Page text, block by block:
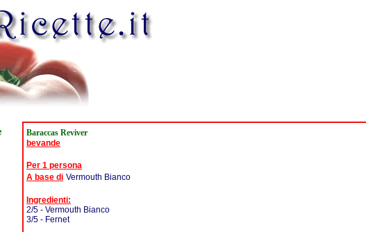
Baraccas Reviver
bevande
Per 1 persona
A base di Vermouth Bianco
Ingredienti:
2/5 - Vermouth Bianco
3/5 - Fernet